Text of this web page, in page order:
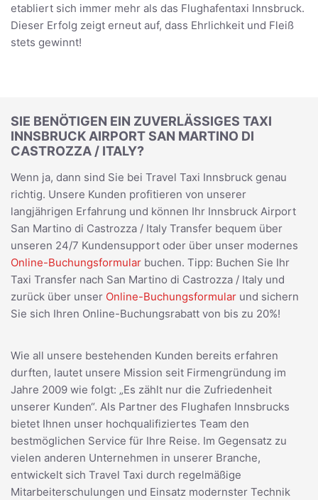
etabliert sich immer mehr als das Flughafentaxi Innsbruck.
Dieser Erfolg zeigt erneut auf, dass Ehrlichkeit und Fleiß
stets gewinnt!
SIE BENÖTIGEN EIN ZUVERLÄSSIGES TAXI
INNSBRUCK AIRPORT SAN MARTINO DI
CASTROZZA / ITALY?
Wenn ja, dann sind Sie bei Travel Taxi Innsbruck genau
richtig. Unsere Kunden profitieren von unserer
langjährigen Erfahrung und können Ihr Innsbruck Airport
San Martino di Castrozza / Italy Transfer bequem über
unseren 24/7 Kundensupport oder über unser modernes
Online-Buchungsformular buchen. Tipp: Buchen Sie Ihr
Taxi Transfer nach San Martino di Castrozza / Italy und
zurück über unser Online-Buchungsformular und sichern
Sie sich Ihren Online-Buchungsrabatt von bis zu 20%!
Wie all unsere bestehenden Kunden bereits erfahren
durften, lautet unsere Mission seit Firmengründung im
Jahre 2009 wie folgt: „Es zählt nur die Zufriedenheit
unserer Kunden“. Als Partner des Flughafen Innsbrucks
bietet Ihnen unser hochqualifiziertes Team den
bestmöglichen Service für Ihre Reise. Im Gegensatz zu
vielen anderen Unternehmen in unserer Branche,
entwickelt sich Travel Taxi durch regelmäßige
Mitarbeiterschulungen und Einsatz modernster Technik